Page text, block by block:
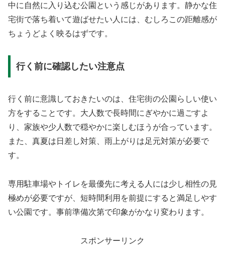
中に自然に入り込む公園という感じがあります。静かな住
宅街で落ち着いて遊ばせたい人には、むしろこの距離感が
ちょうどよく映るはずです。
行く前に確認したい注意点
行く前に意識しておきたいのは、住宅街の公園らしい使い
方をすることです。大人数で長時間にぎやかに過ごすよ
り、家族や少人数で穏やかに楽しむほうが合っています。
また、真夏は日差し対策、雨上がりは足元対策が必要で
す。
専用駐車場やトイレを最優先に考える人には少し相性の見
極めが必要ですが、短時間利用を前提にすると満足しやす
い公園です。事前準備次第で印象がかなり変わります。
スポンサーリンク